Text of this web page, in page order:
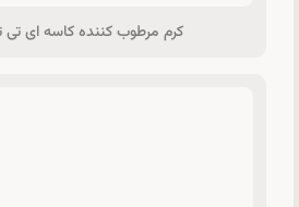
کرم مرطوب کننده کاسه ای تی